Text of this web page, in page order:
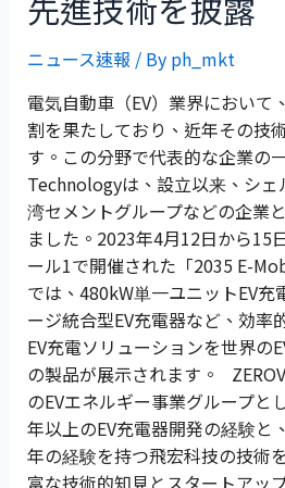
ニュース速報 / By ph_mkt
電気自動車（EV）業界において
割を果たしており、近年その技
す。この分野で代表的な企業の
Technologyは、設立以来、シェ
湾セメントグループなどの企業
ました。2023年4月12日から15
ール1で開催された「2035 E-
では、480kW単一ユニットEV充
ージ統合型EV充電器など、効率
EV充電ソリューションを世界の
の製品が展示されます。
のEVエネルギー事業グループと
年以上のEV充電器開発の経験と
年の経験を持つ飛宏科技の技術
富な技術的知見とスタートアッ